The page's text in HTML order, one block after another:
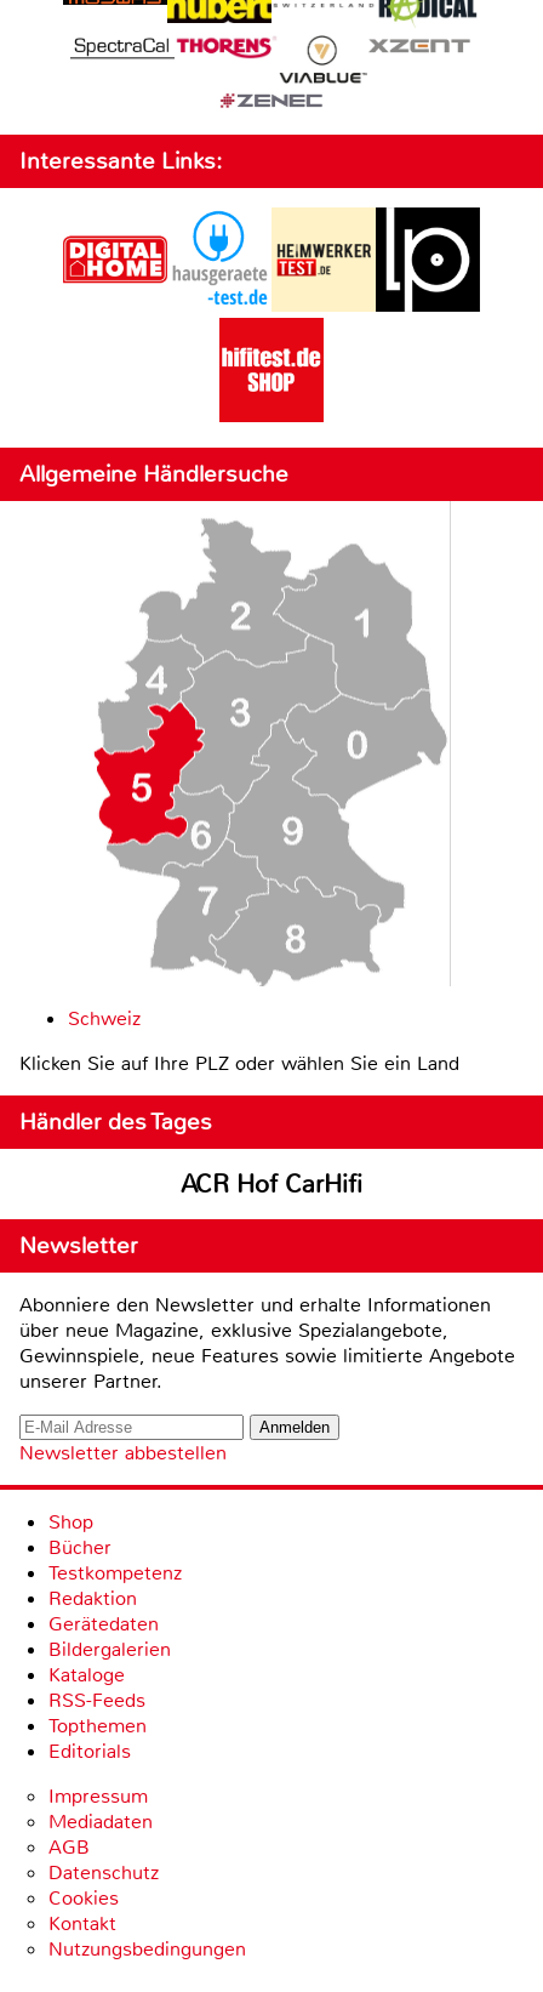
Interessante Links:
Allgemeine Händlersuche
Schweiz
Klicken Sie auf Ihre PLZ oder wählen Sie ein Land
Händler des Tages
ACR Hof CarHifi
Newsletter
Abonniere den Newsletter und erhalte Informationen
über neue Magazine, exklusive Spezialangebote,
Gewinnspiele, neue Features sowie limitierte Angebote
unserer Partner.
Newsletter abbestellen
Shop
Bücher
Testkompetenz
Redaktion
Gerätedaten
Bildergalerien
Kataloge
RSS-Feeds
Topthemen
Editorials
Impressum
Mediadaten
AGB
Datenschutz
Cookies
Kontakt
Nutzungsbedingungen